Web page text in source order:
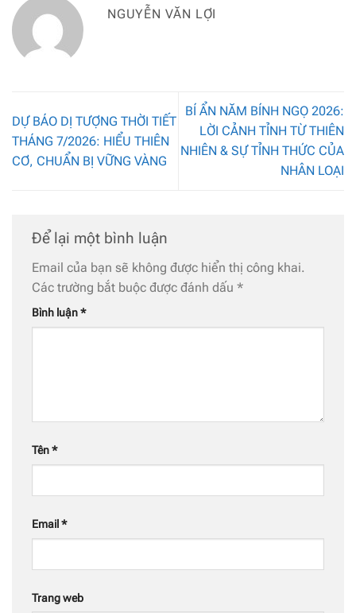
NGUYỄN VĂN LỢI
DỰ BÁO DỊ TƯỢNG THỜI TIẾT
THÁNG 7/2026: HIỂU THIÊN
CƠ, CHUẨN BỊ VỮNG VÀNG
BÍ ẨN NĂM BÍNH NGỌ 2026:
LỜI CẢNH TỈNH TỪ THIÊN
NHIÊN & SỰ TỈNH THỨC CỦA
NHÂN LOẠI
Để lại một bình luận
Email của bạn sẽ không được hiển thị công khai.
Các trường bắt buộc được đánh dấu *
Bình luận*
Tên*
Email *
Trang web